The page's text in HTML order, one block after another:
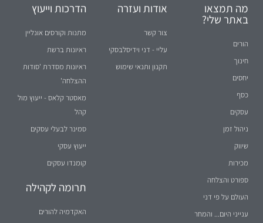
מה תמצאו
באתר שלי?
הורים
חינוך
יחסים
כסף
עסקים
ניהול זמן
שיווק
מכירות
ספורט והצלחה
העולם על פי דני
ענייני היום... והמחר
אודות ועזרה
צור קשר
עליי - דני וידיסלבסקי
תקנון ותנאי שימוש
הדרכות וייעוץ
מתנות וקורסים אונליין
ראיונות ברשת
ראיונות מסדרת 'סודות
ההצלחה'
מאסטר קלאס - ייעוץ מול
קהל
סמינר לבעלי עסקים
ייעוץ עסקי
קומנדו עסקים
תרומה לקהילה
האקדמיה להורים